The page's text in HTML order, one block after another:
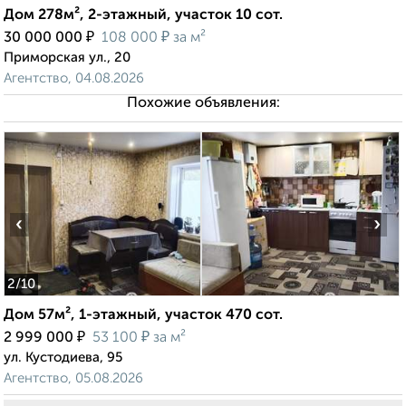
Дом 278м², 2-этажный, участок 10 сот.
30 000 000 ₽ 108 000 ₽ за м²
Приморская ул., 20
Агентство, 04.08.2026
Похожие объявления:
2/10
‹ ›
Дом 57м², 1-этажный, участок 470 сот.
2 999 000 ₽ 53 100 ₽ за м²
ул. Кустодиева, 95
Агентство, 05.08.2026